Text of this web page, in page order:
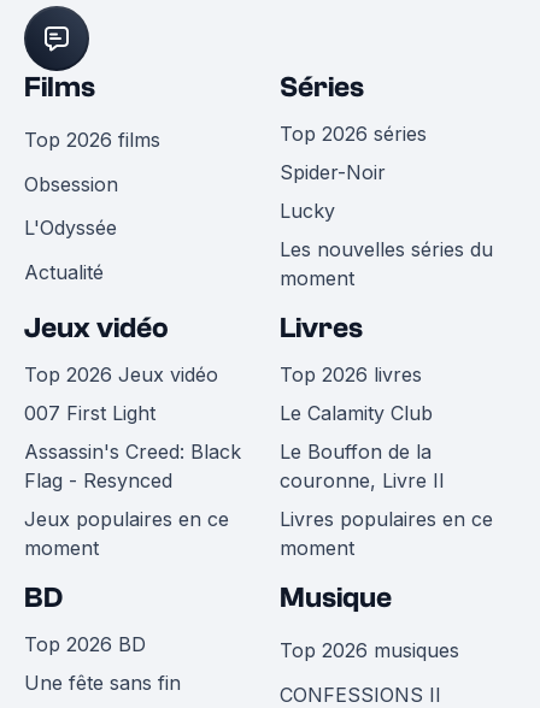
Films
Top 2026 films
Obsession
L'Odyssée
Actualité
Séries
Top 2026 séries
Spider-Noir
Lucky
Les nouvelles séries du
moment
Jeux vidéo
Top 2026 Jeux vidéo
007 First Light
Assassin's Creed: Black
Flag - Resynced
Jeux populaires en ce
moment
Livres
Top 2026 livres
Le Calamity Club
Le Bouffon de la
couronne, Livre II
Livres populaires en ce
moment
BD
Top 2026 BD
Une fête sans fin
Musique
Top 2026 musiques
CONFESSIONS II